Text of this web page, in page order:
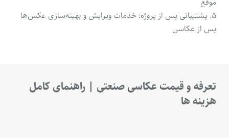
۵. پشتیبانی پس از پروژه: خدمات ویرایش و بهینه‌سازی عکس‌ها
پس از عکاسی
تعرفه و قیمت عکاسی صنعتی | راهنمای کامل
هزینه ها